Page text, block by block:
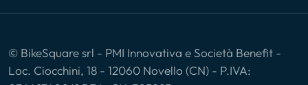
© BikeSquare srl - PMI Innovativa e Società Benefit -
Loc. Ciocchini, 18 - 12060 Novello (CN) - P.IVA: